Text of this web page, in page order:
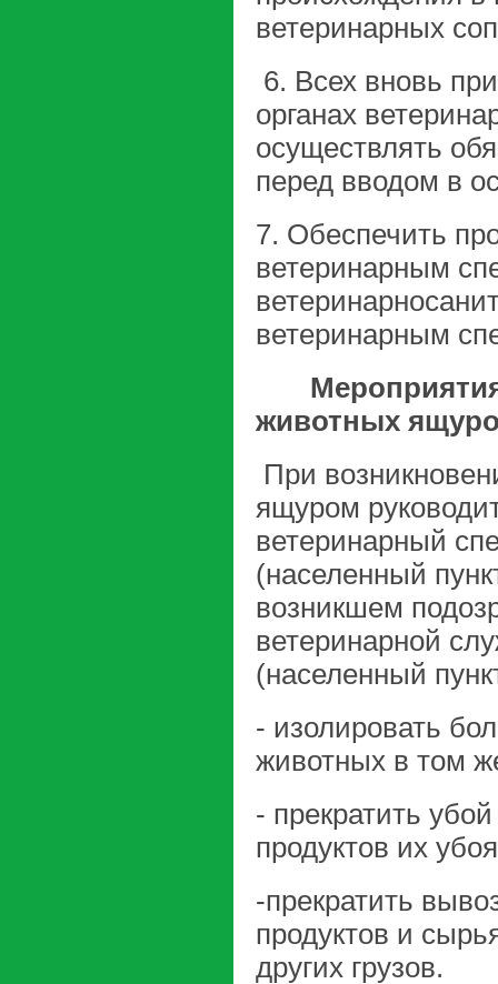
ветеринарных
6. Всех вновь
органах
осуществлять
перед вводом в
7. Обеспечить
ветеринарным
ветеринарным
Мероприятия
животных
При
ящуром
ветеринарный
(населенный
возникшем
ветеринарной
(населенный
- изолировать
животных в том
- прекратить
продуктов их
-прекратить
продуктов и
других грузов.